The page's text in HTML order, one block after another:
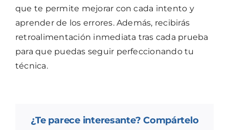
que te permite mejorar con cada intento y
aprender de los errores. Además, recibirás
retroalimentación inmediata tras cada prueba
para que puedas seguir perfeccionando tu
técnica.
¿Te parece interesante? Compártelo